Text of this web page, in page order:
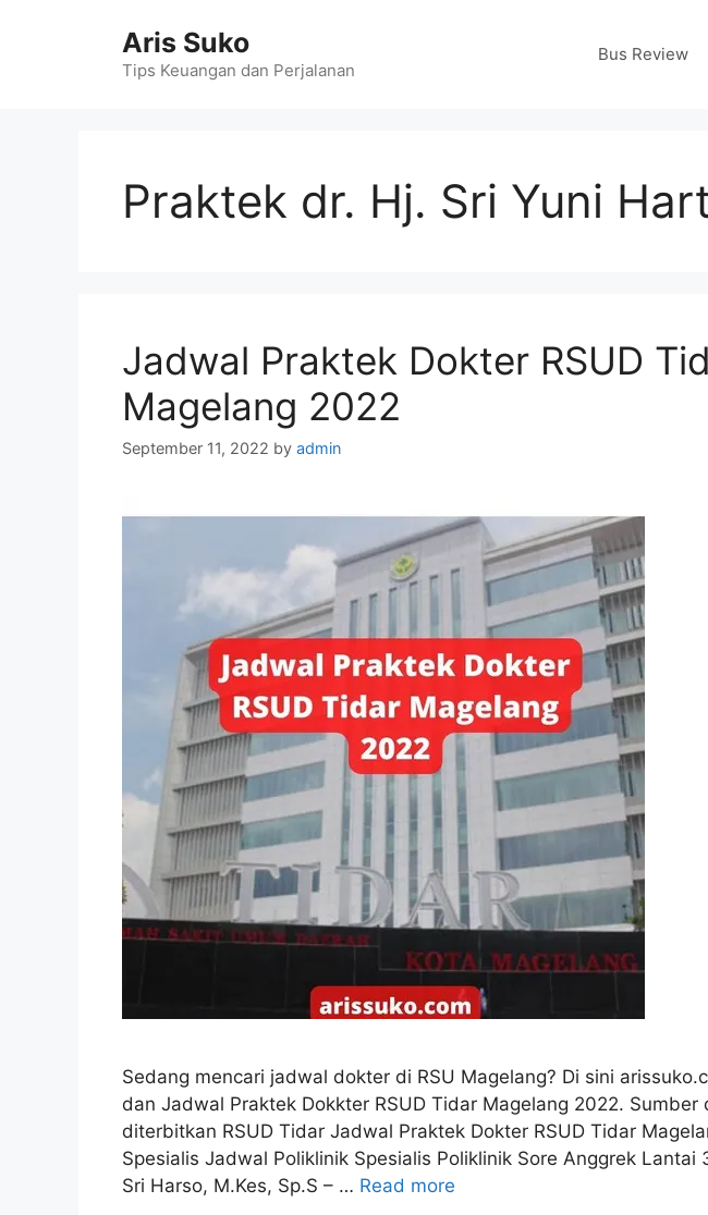
Aris Suko
Tips Keuangan dan Perjalanan
Bus Review
Praktek dr. Hj. Sri Yuni
Jadwal Praktek Dokter RSUD
Magelang 2022
September 11, 2022 by admin
Sedang mencari jadwal dokter di RSU Magelang? Di sini
dan Jadwal Praktek Dokkter RSUD Tidar Magelang 2022. Sumber
diterbitkan RSUD Tidar Jadwal Praktek Dokter RSUD Tidar
Spesialis Jadwal Poliklinik Spesialis Poliklinik Sore Anggrek Lantai
Sri Harso, M.Kes, Sp.S – … Read more